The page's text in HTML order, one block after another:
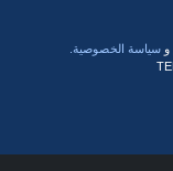
و سياسة الخصوصية.